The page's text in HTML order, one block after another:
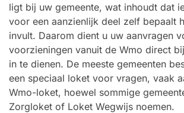
ligt bij uw gemeente, wat inhoudt dat
voor een aanzienlijk deel zelf bepaalt
invult. Daarom dient u uw aanvragen
voorzieningen vanuit de Wmo direct
in te dienen. De meeste gemeenten
een speciaal loket voor vragen, vaak
Wmo-loket, hoewel sommige
Zorgloket of Loket Wegwijs noemen.